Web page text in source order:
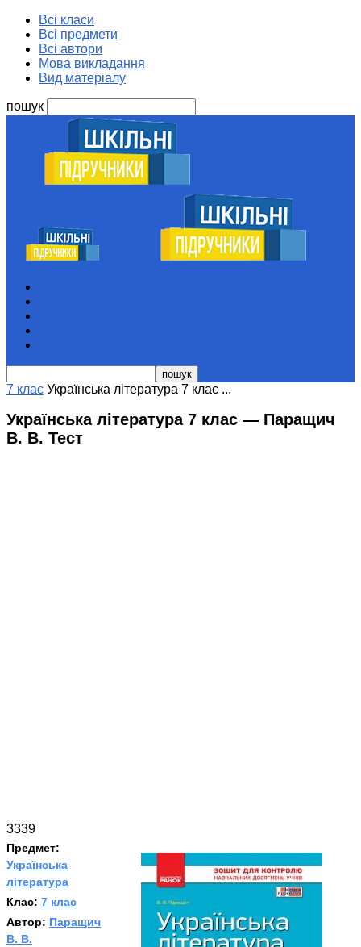
Всі класи
Всі предмети
Всі автори
Мова викладання
Вид матеріалу
пошук
7 клас Українська література 7 клас ...
Українська література 7 клас — Паращич
В. В. Тест
3339
Предмет:
Українська
література
Клас: 7 клас
Автор: Паращич
В. В.